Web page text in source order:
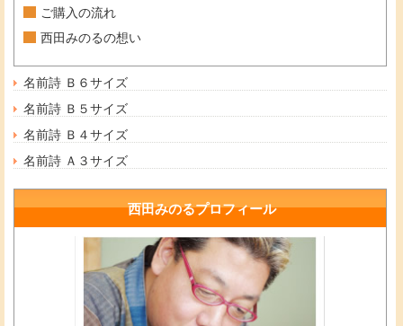
ご購入の流れ
西田みのるの想い
名前詩 Ｂ６サイズ
名前詩 Ｂ５サイズ
名前詩 Ｂ４サイズ
名前詩 Ａ３サイズ
西田みのるプロフィール